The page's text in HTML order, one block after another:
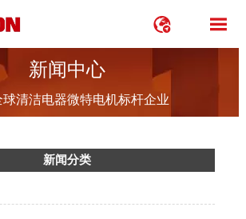
 
新闻中心
球清洁电器微特电机标杆企业
新闻分类